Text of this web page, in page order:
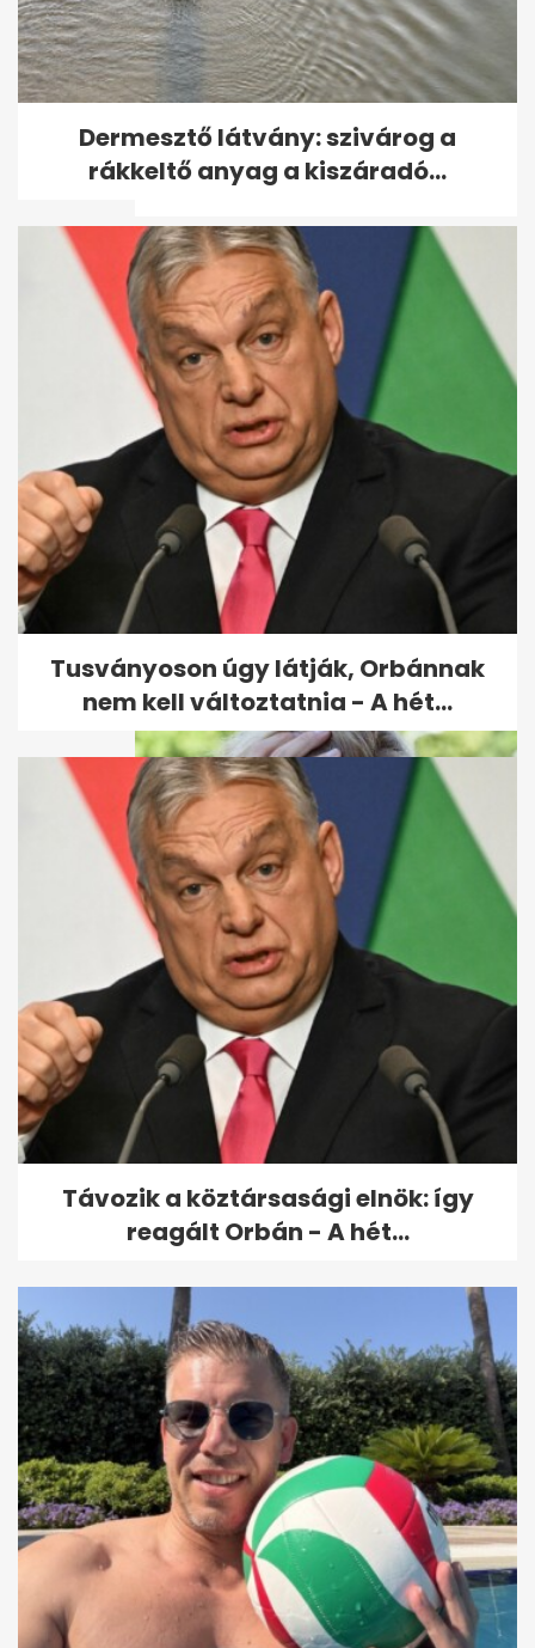
"Egy kezemen meg tudnám
számolni azokat, akik nem a
híres embert...
Így reagált Borbély Alexandra,
amikor megtudta, hogy ikrei
lesznek
Kovács Patrícia: Én bátran
vállalom, hogy MILF vagyok
Dermesztő látvány: szivárog a
rákkeltő anyag a kiszáradó...
Tusványoson úgy látják, Orbánnak
nem kell változtatnia - A hét...
Távozik a köztársasági elnök: így
reagált Orbán - A hét...